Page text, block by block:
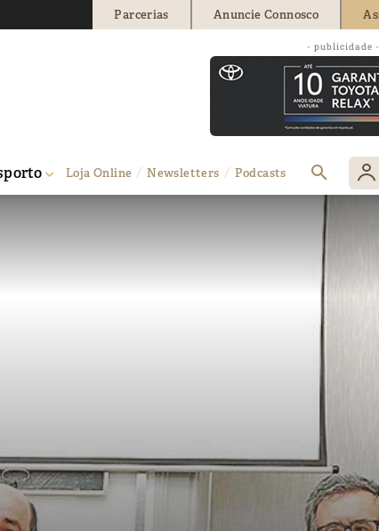
Parcerias Anuncie Connosco
- publicidade -
Loja Online Newsletters Podcasts